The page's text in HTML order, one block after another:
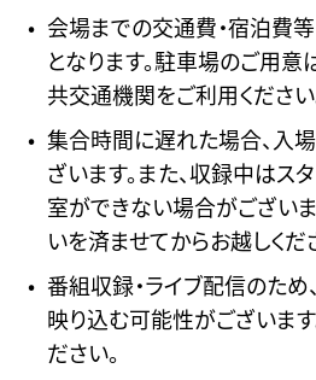
会場までの交通費・宿泊費
となります。駐車場のご用意
共交通機関をご利用ください
集合時間に遅れた場合、入
ざいます。また、収録中はス
室ができない場合がござい
いを済ませてからお越しくだ
番組収録・ライブ配信のた
映り込む可能性がございます
ださい。